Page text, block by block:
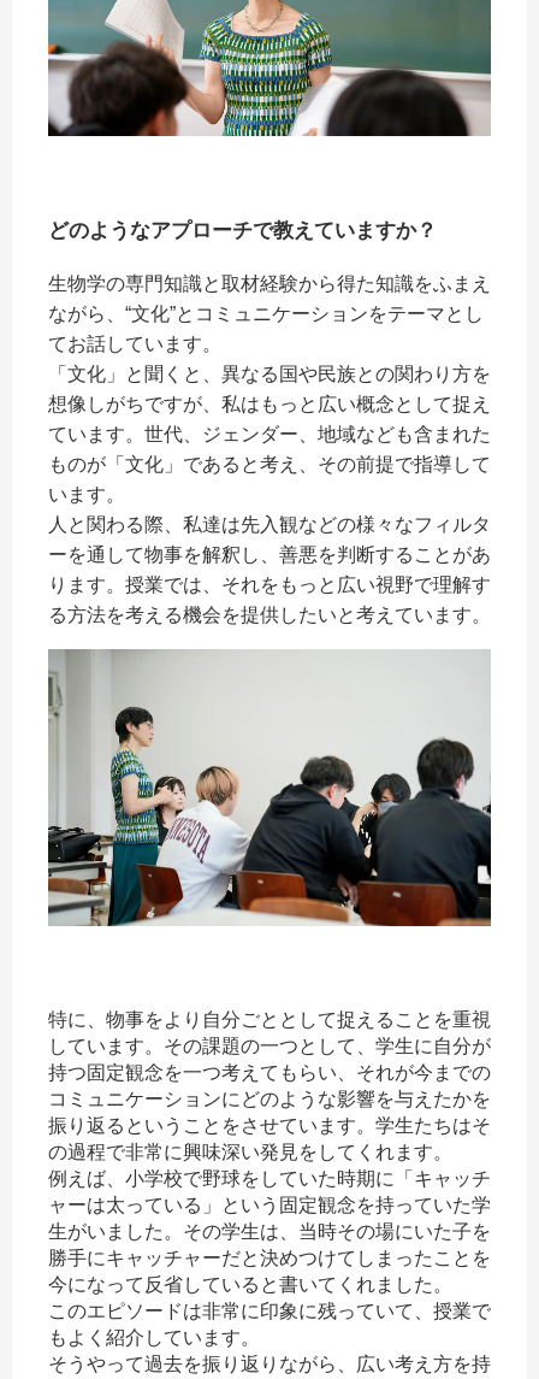
どのようなアプローチで教えていますか？
生物学の専門知識と取材経験から得た知識をふまえ
ながら、“文化”とコミュニケーションをテーマとし
てお話しています。
「文化」と聞くと、異なる国や民族との関わり方を
想像しがちですが、私はもっと広い概念として捉え
ています。世代、ジェンダー、地域なども含まれた
ものが「文化」であると考え、その前提で指導して
います。
人と関わる際、私達は先入観などの様々なフィルタ
ーを通して物事を解釈し、善悪を判断することがあ
ります。授業では、それをもっと広い視野で理解す
る方法を考える機会を提供したいと考えています。
特に、物事をより自分ごととして捉えることを重視
しています。その課題の一つとして、学生に自分が
持つ固定観念を一つ考えてもらい、それが今までの
コミュニケーションにどのような影響を与えたかを
振り返るということをさせています。学生たちはそ
の過程で非常に興味深い発見をしてくれます。
例えば、小学校で野球をしていた時期に「キャッチ
ャーは太っている」という固定観念を持っていた学
生がいました。その学生は、当時その場にいた子を
勝手にキャッチャーだと決めつけてしまったことを
今になって反省していると書いてくれました。
このエピソードは非常に印象に残っていて、授業で
もよく紹介しています。
そうやって過去を振り返りながら、広い考え方を持